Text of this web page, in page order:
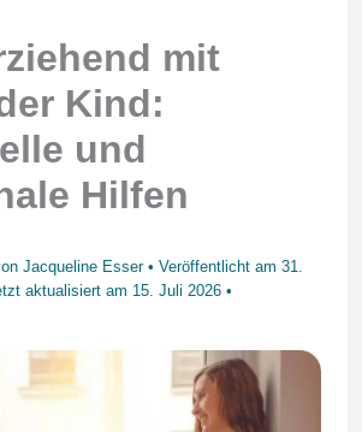
mit
Kind:
und
Hilfen
Jacqueline Esser • Veröffentlicht am 31.
aktualisiert am 15. Juli 2026•